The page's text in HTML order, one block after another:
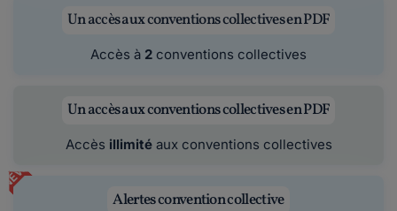
Un accès aux conventions collectives en PDF
Accès à 2 conventions collectives
Un accès aux conventions collectives en PDF
Accès illimitéaux conventions collectives
NEW
Alertes convention collective